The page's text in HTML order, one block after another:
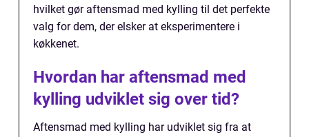
hvilket gør aftensmad med kylling til det perfekte
valg for dem, der elsker at eksperimentere i
køkkenet.
Hvordan har aftensmad med
kylling udviklet sig over tid?
Aftensmad med kylling har udviklet sig fra at